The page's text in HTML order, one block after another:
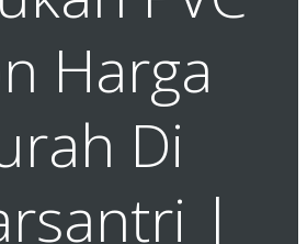
Harga
Di
|